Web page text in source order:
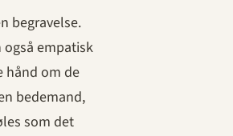
begravelse.
empatisk
hånd om de
bedemand,
som det